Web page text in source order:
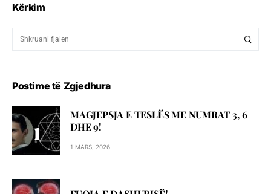
Kërkim
Postime të Zgjedhura
MAGJEPSJA E TESLËS ME NUMRAT 3, 6
DHE 9!
1 MARS, 2026